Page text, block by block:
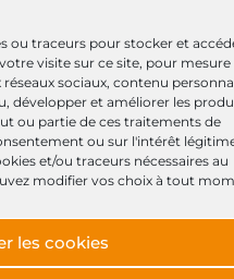
ou traceurs pour stocker et
visite sur ce site, pour mesure
sociaux, contenu
développer et améliorer les
ou partie de ces traitements de
ou sur l'intérêt
et/ou traceurs nécessaires au
modifier vos choix à tout
les cookies